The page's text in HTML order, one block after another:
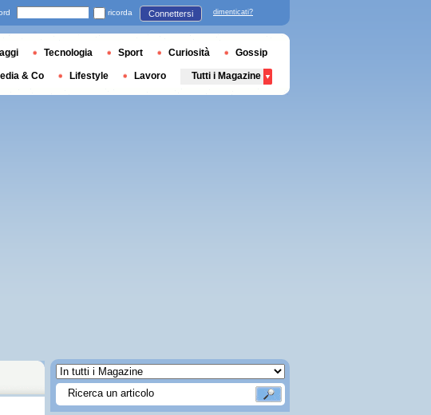
ricorda Connettersi dimenticati?
Tecnologia Sport Curiosità Gossip
& Co Lifestyle Lavoro Tutti i Magazine